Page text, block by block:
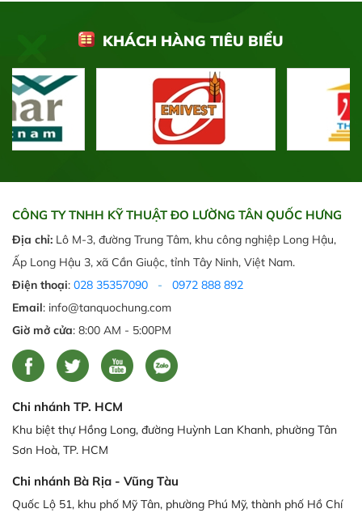
KHÁCH HÀNG TIÊU BIỂU
CÔNG TY TNHH KỸ THUẬT ĐO LƯỜNG TÂN QUỐC HƯNG
Địa chỉ: Lô M-3, đường Trung Tâm, khu công nghiệp Long Hậu,
Ấp Long Hậu 3, xã Cần Giuộc, tỉnh Tây Ninh, Việt Nam.
Điện thoại: 028 35357090 -
0972 888 892
Email: info@tanquochung.com
Giờ mở cửa: 8:00 AM - 5:00PM
Chi nhánh TP. HCM
Khu biệt thự Hồng Long, đường Huỳnh Lan Khanh, phường Tân
Sơn Hoà, TP. HCM
Chi nhánh Bà Rịa - Vũng Tàu
Quốc Lộ 51, khu phố Mỹ Tân, phường Phú Mỹ, thành phố Hồ Chí